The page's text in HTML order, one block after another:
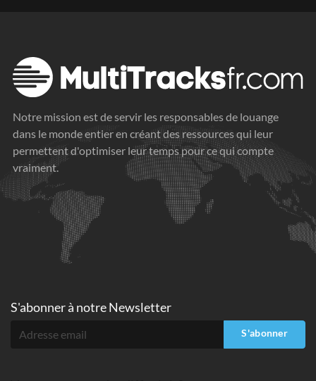
Notre mission est de servir les responsables de louange
dans le monde entier en créant des ressources qui leur
permettent d'optimiser leur temps pour ce qui compte
vraiment.
S'abonner à notre Newsletter
S'abonner